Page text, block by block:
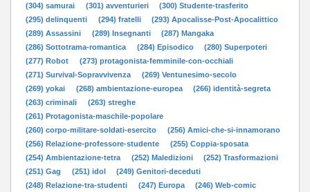
(304) samurai
(301) avventurieri
(300) Studente-trasferito
(295) delinquenti
(294) fratelli
(293) Apocalisse-Post-Apocalittico
(289) Assassini
(289) Insegnanti
(287) Mangaka
(286) Sottotrama-romantica
(284) Episodico
(280) Superpoteri
(277) Robot
(273) protagonista-femminile-con-occhiali
(271) Survival-Sopravvivenza
(269) Ventunesimo-secolo
(269) yokai
(268) ambientazione-europea
(266) identità-segreta
(263) criminali
(263) streghe
(261) Protagonista-maschile-popolare
(260) corpo-militare-soldati-esercito
(256) Amici-che-si-innamorano
(256) Relazione-professore-studente
(255) Coppia-sposata
(254) Ambientazione-tetra
(252) Maledizioni
(252) Trasformazioni
(251) Gag
(251) idol
(249) Genitori-deceduti
(248) Relazione-tra-studenti
(247) Europa
(246) Web-comic